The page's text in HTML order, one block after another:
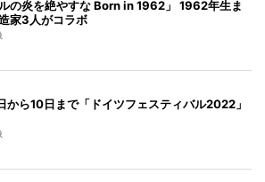
ルの炎を絶やすな Born in 1962」 1962年生ま
家3人がコラボ
から10日まで「ドイツフェスティバル2022」